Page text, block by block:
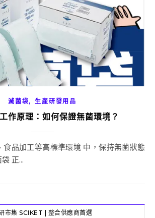
滅菌袋,生產研發用品
作原理：如何保證無菌環境？
正...
市集 SCIKET | 整合供應商首選